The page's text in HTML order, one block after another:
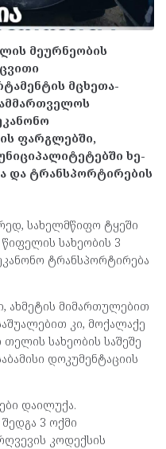
მეურნეობის
მცხეთა-
ფარგლებში,
ხე-
და ტრანსპორტირების
სახელმწიფო ტყეში
სახეობის 3
ტრანსპორტირება
ახმეტის მიმართულებით
კი, მოქალაქე
სახეობის საშეშე
დოკუმენტაციის
დაილუქა.
3 ოქმი
კოდექსის